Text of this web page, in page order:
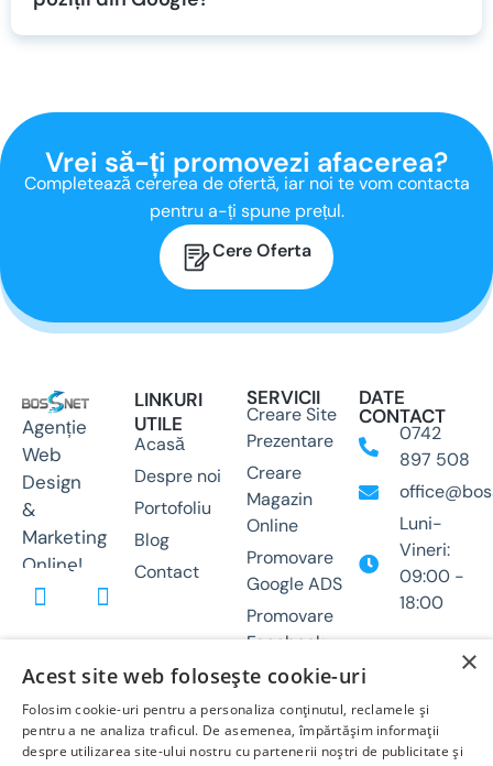
Vrei să-ți promovezi afacerea?
Completează cererea de ofertă, iar noi te vom contacta
pentru a-ți spune prețul.
Cere Oferta
Agenție
Web
Design
&
Marketing
Online!
LINKURI
UTILE
Acasă
Despre noi
Portofoliu
Blog
Contact
SERVICII
Creare Site
Prezentare
Creare
Magazin
Online
Promovare
Google ADS
Promovare
Facebook
ADS
Optimizare
SEO
DATE
CONTACT
0742
897 508
Luni-
Vineri:
09:00 -
18:00
×
Acest site web folosește cookie-uri
Folosim cookie-uri pentru a personaliza conținutul, reclamele și
pentru a ne analiza traficul. De asemenea, împărtășim informații
despre utilizarea site-ului nostru cu partenerii noștri de publicitate și